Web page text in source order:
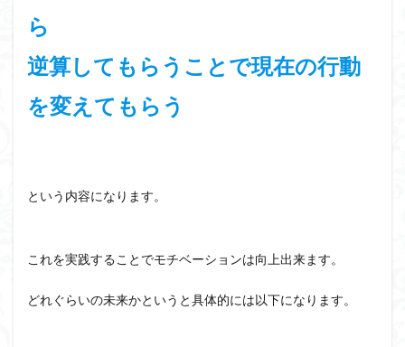
ら
逆算してもらうことで現在の行動
を変えてもらう
という内容になります。
これを実践することでモチベーションは向上出来ます。
どれぐらいの未来かというと具体的には以下になります。